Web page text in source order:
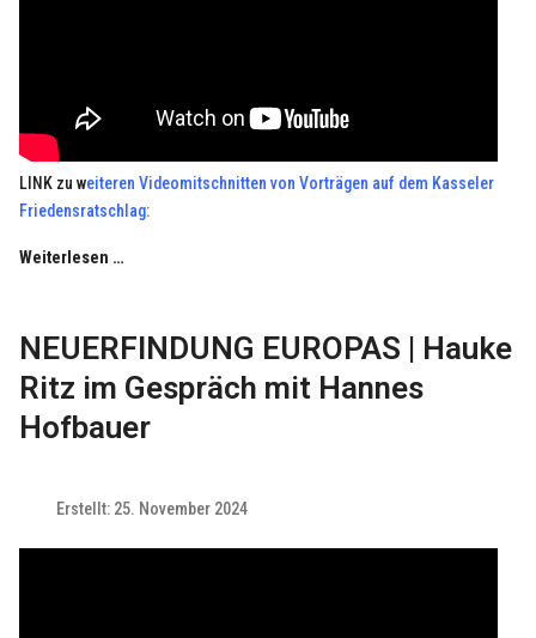
LINK zu weiteren Videomitschnitten von Vorträgen auf dem Kasseler
Friedensratschlag:
Weiterlesen …
NEUERFINDUNG EUROPAS | Hauke
Ritz im Gespräch mit Hannes
Hofbauer
Erstellt: 25. November 2024